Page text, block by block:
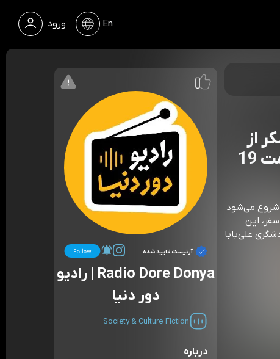
ورود En
از
شروع می‌شود
این
علی‌بابا
آرتیست تایید شده
Radio Dore Donya | رادیو
دور دنیا
Fiction
Society & Culture
درباره